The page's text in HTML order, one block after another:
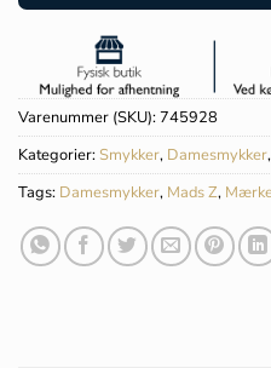
Varenummer (SKU):745928
Kategorier: Smykker, Damesmykker,
Tags: Damesmykker, Mads Z,